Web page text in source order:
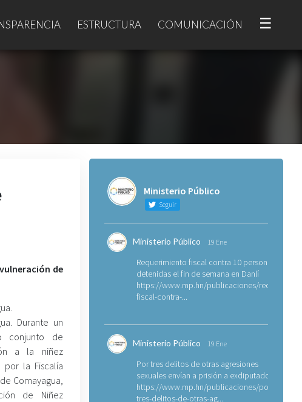
ESTRUCTURA COMUNICACIÓN ☰
de
Durante un
conjunto de
a la niñez
por la Fiscalía
Comayagua,
de Niñez
Ministerio Público
Seguir
Ministerio Público 19 Ene
Requerimiento fiscal contra 10 personas
detenidas el fin de semana en Danlí
https://www.mp.hn/publicaciones/
fiscal-contra-...
Ministerio Público 19 Ene
Por tres delitos de otras agresiones
sexuales envían a prisión a exdiputado
https://www.mp.hn/publicaciones/por-
tres-delitos-de-otras-ag...